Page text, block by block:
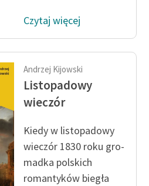
Czytaj więcej
Andrzej Kijowski
Listopadowy
wieczór
Kiedy w listopadowy
wieczór 1830 roku gro­
madka polskich
romantyków biegła